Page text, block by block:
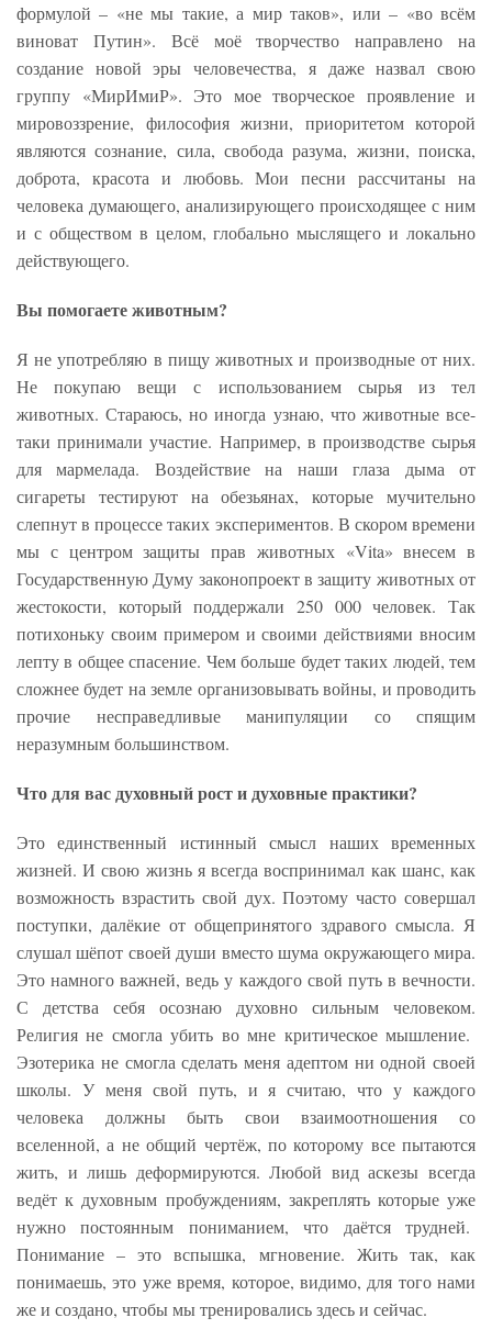
формулой – «не мы такие, а мир таков», или – «во всём
виноват Путин». Всё моё творчество направлено на
создание новой эры человечества, я даже назвал свою
группу «МирИмиР». Это мое творческое проявление и
мировоззрение, философия жизни, приоритетом которой
являются сознание, сила, свобода разума, жизни, поиска,
доброта, красота и любовь. Мои песни рассчитаны на
человека думающего, анализирующего происходящее с ним
и с обществом в целом, глобально мыслящего и локально
действующего.
Вы помогаете животным?
Я не употребляю в пищу животных и производные от них.
Не покупаю вещи с использованием сырья из тел
животных. Стараюсь, но иногда узнаю, что животные все-
таки принимали участие. Например, в производстве сырья
для мармелада. Воздействие на наши глаза дыма от
сигареты тестируют на обезьянах, которые мучительно
слепнут в процессе таких экспериментов. В скором времени
мы с центром защиты прав животных «Vita» внесем в
Государственную Думу законопроект в защиту животных от
жестокости, который поддержали 250 000 человек. Так
потихоньку своим примером и своими действиями вносим
лепту в общее спасение. Чем больше будет таких людей, тем
сложнее будет на земле организовывать войны, и проводить
прочие несправедливые манипуляции со спящим
неразумным большинством.
Что для вас духовный рост и духовные практики?
Это единственный истинный смысл наших временных
жизней. И свою жизнь я всегда воспринимал как шанс, как
возможность взрастить свой дух. Поэтому часто совершал
поступки, далёкие от общепринятого здравого смысла. Я
слушал шёпот своей души вместо шума окружающего мира.
Это намного важней, ведь у каждого свой путь в вечности.
С детства себя осознаю духовно сильным человеком.
Религия не смогла убить во мне критическое мышление.
Эзотерика не смогла сделать меня адептом ни одной своей
школы. У меня свой путь, и я считаю, что у каждого
человека должны быть свои взаимоотношения со
вселенной, а не общий чертёж, по которому все пытаются
жить, и лишь деформируются. Любой вид аскезы всегда
ведёт к духовным пробуждениям, закреплять которые уже
нужно постоянным пониманием, что даётся трудней.
Понимание – это вспышка, мгновение. Жить так, как
понимаешь, это уже время, которое, видимо, для того нами
же и создано, чтобы мы тренировались здесь и сейчас.